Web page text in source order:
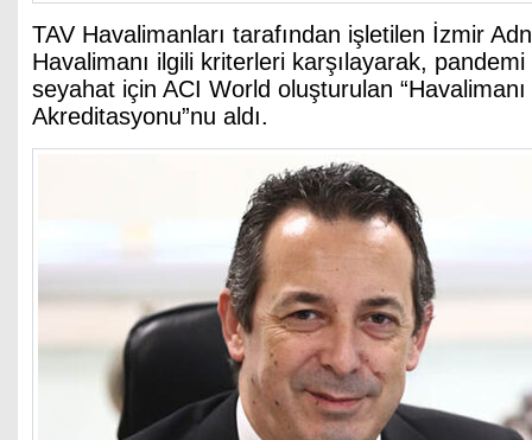
TAV Havalimanları tarafından işletilen İzmir
Havalimanı ilgili kriterleri karşılayarak,
seyahat için ACI World oluşturulan “Havalimanı
Akreditasyonu”nu aldı.